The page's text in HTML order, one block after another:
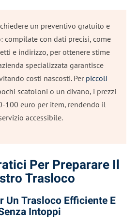
un preventivo gratuito e
compilate con dati precisi, come
e indirizzo, per ottenere stime
specializzata garantisce
costi nascosti. Per piccoli
scatoloni o un divano, i prezzi
100 euro per item, rendendo il
accessibile.
Per Preparare Il
Trasloco
Un Trasloco Efficiente E
Intoppi